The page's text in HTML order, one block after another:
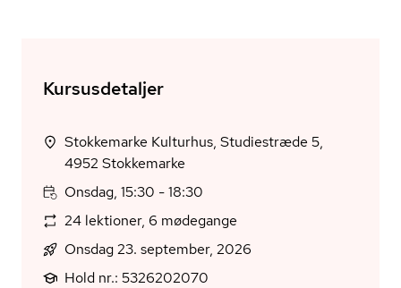
Kursusdetaljer
Stokkemarke Kulturhus, Studiestræde 5,
4952 Stokkemarke
Onsdag, 15:30 - 18:30
24 lektioner, 6 mødegange
Onsdag 23. september, 2026
Hold nr.: 5326202070